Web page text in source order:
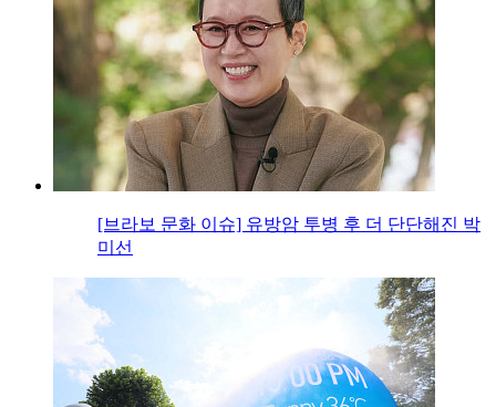
[브라보 문화 이슈] 유방암 투병 후 더 단단해진 박
미선